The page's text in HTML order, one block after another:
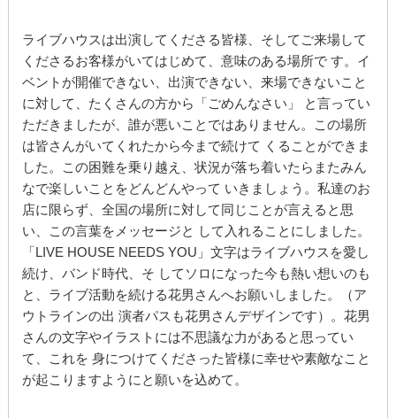
ライブハウスは出演してくださる皆様、そしてご来場して
くださるお客様がいてはじめて、意味のある場所で す。イ
ベントが開催できない、出演できない、来場できないこと
に対して、たくさんの方から「ごめんなさい」 と言ってい
ただきましたが、誰が悪いことではありません。この場所
は皆さんがいてくれたから今まで続けて くることができま
した。この困難を乗り越え、状況が落ち着いたらまたみん
なで楽しいことをどんどんやって いきましょう。私達のお
店に限らず、全国の場所に対して同じことが言えると思
い、この言葉をメッセージと して入れることにしました。
「LIVE HOUSE NEEDS YOU」文字はライブハウスを愛し
続け、バンド時代、そ してソロになった今も熱い想いのも
と、ライブ活動を続ける花男さんへお願いしました。（ア
ウトラインの出 演者パスも花男さんデザインです）。花男
さんの文字やイラストには不思議な力があると思ってい
て、これを 身につけてくださった皆様に幸せや素敵なこと
が起こりますようにと願いを込めて。